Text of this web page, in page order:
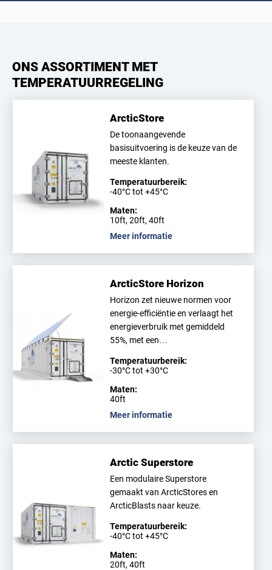
ONS ASSORTIMENT MET
TEMPERATUURREGELING
ArcticStore
De toonaangevende
basisuitvoering is de keuze van de
meeste klanten.
Temperatuurbereik:
-40°C tot +45°C
Maten:
10ft, 20ft, 40ft
Meer informatie
ArcticStore Horizon
Horizon zet nieuwe normen voor
energie-efficiëntie en verlaagt het
energieverbruik met gemiddeld
55%, met een…
Temperatuurbereik:
-30°C tot +30°C
Maten:
40ft
Meer informatie
Arctic Superstore
Een modulaire Superstore
gemaakt van ArcticStores en
ArcticBlasts naar keuze.
Temperatuurbereik:
-40°C tot +45°C
Maten:
20ft, 40ft